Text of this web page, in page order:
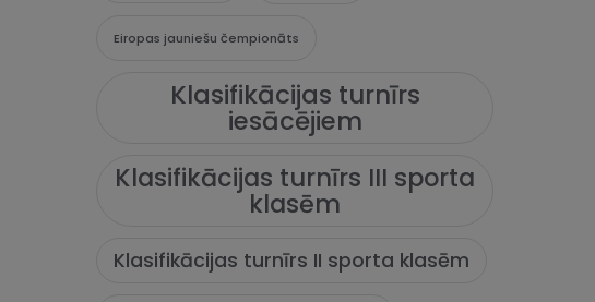
Eiropas jauniešu čempionāts
Klasifikācijas turnīrs
iesācējiem
Klasifikācijas turnīrs III sporta
klasēm
Klasifikācijas turnīrs II sporta klasēm